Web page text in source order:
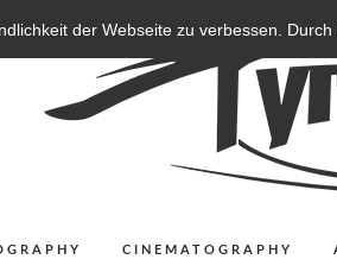
der Webseite zu verbessen. Durch
CINEMATOGRAPHY